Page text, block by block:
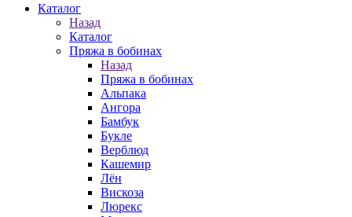
Каталог
Назад
Каталог
Пряжа в бобинах
Назад
Пряжа в бобинах
Альпака
Ангора
Бамбук
Букле
Верблюд
Кашемир
Лён
Вискоза
Люрекс